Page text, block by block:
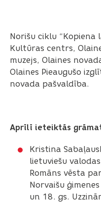
Norišu ciklu “Kopiena
Kultūras centrs,
muzejs, Olaines
Olaines Pieaugušo
novada pašvaldība.
Aprīlī ieteiktās
Kristina
lietuviešu
Romāns vēsta
Norvaišu
un 18. gs.